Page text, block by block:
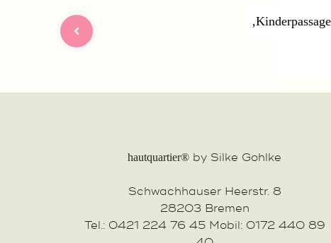
hautquartier® by Silke Gohlke
Schwachhauser Heerstr. 8
28203 Bremen
Tel.: 0421 224 76 45 Mobil: 0172 440 89